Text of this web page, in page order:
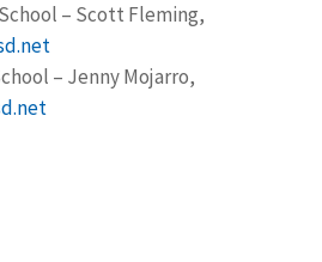
– Scott Fleming,
– Jenny Mojarro,